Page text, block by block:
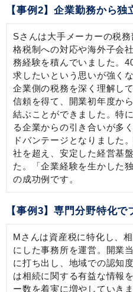
【事例2】企業勤務から独
Sさんは大手メーカーの税
格税制への対応や海外子会
務経験を積んでいました。
求したいという思いが強く
企業側の税務を深く理解し
信頼を得て、開業初年度か
結ぶことができました。特
る企業からの引き合いが多
ドバンテージとなりました
社を超え、安定した経営基
た。「企業経験を生かした
の成功例です。
【事例3】専門分野特化で
Mさんは資産税に特化し、
にした事務所を運営。開業
に打ち出し、地域での認知
は相続に関する有益な情報
ー数を着実に増やしていき